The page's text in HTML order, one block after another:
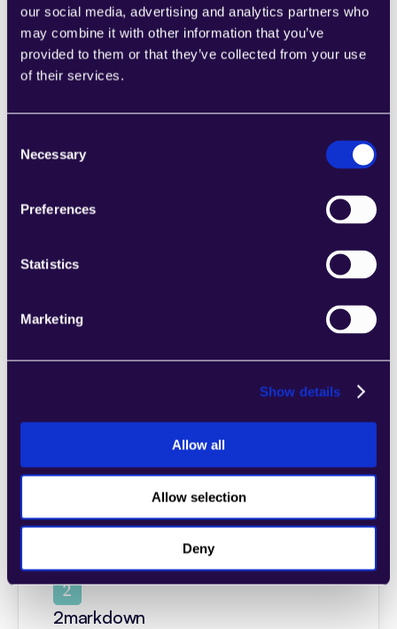
our social media, advertising and analytics partners who
may combine it with other information that you’ve
provided to them or that they’ve collected from your use
of their services.
Selection
Necessary
Preferences
Statistics
Marketing
Show details
Allow all
Allow selection
Deny
1CRM
zusammenzustellen, die den
Learn more
von Kategorien, um Seiten einfach
Anforderungen Ihres wachsenden
Learn more
2markdown